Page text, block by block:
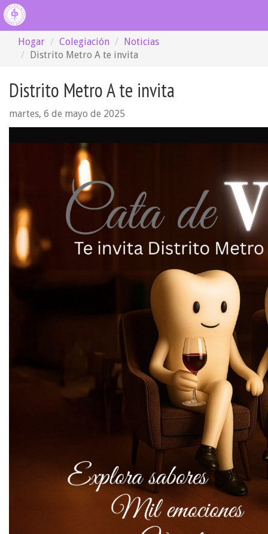
Hogar Colegiación
Noticias
Distrito Metro A te invita
Distrito Metro A te invita
martes, 6 de mayo de 2025